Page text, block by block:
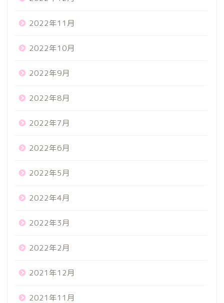
2022年11月
2022年10月
2022年9月
2022年8月
2022年7月
2022年6月
2022年5月
2022年4月
2022年3月
2022年2月
2021年12月
2021年11月